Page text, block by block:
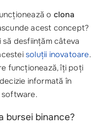
o clona
acest concept?
să desființăm câteva
soluții inovatoare.
funcționează, îți poți
informată în
software.
bursei binance?